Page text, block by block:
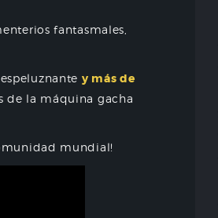
fantasmales,
y más de
de la máquina gacha
mundial!